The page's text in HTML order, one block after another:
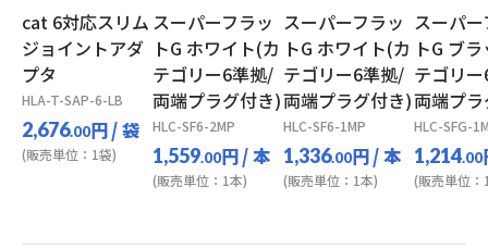
cat 6対応スリム
ジョイントアダ
プタ
HLA-T-SAP-6-LB
2,676.00円/ 袋
(販売単位：1袋)
スーパーフラッ
トG ホワイト(カ
テゴリー6準拠/
両端プラグ付き)
HLC-SF6-2MP
1,559.00円/ 本
(販売単位：1本)
スーパーフラッ
トG ホワイト(カ
テゴリー6準拠/
両端プラグ付き)
HLC-SF6-1MP
1,336.00円/ 本
(販売単位：1本)
スーパ
トG ブ
テゴリ
両端プ
HLC-SFG-
1,214.00
(販売単位：